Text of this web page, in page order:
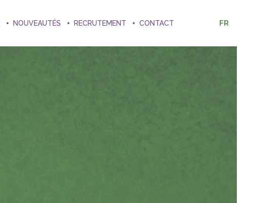
NOUVEAUTÉS RECRUTEMENT CONTACT FR